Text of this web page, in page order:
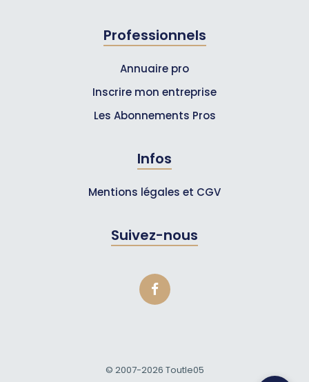
Professionnels
Annuaire pro
Inscrire mon entreprise
Les Abonnements Pros
Infos
Mentions légales et CGV
Suivez-nous
© 2007-2026 Toutle05